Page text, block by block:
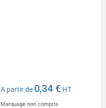
A partir de 0,34 € HT
Marquage non compris